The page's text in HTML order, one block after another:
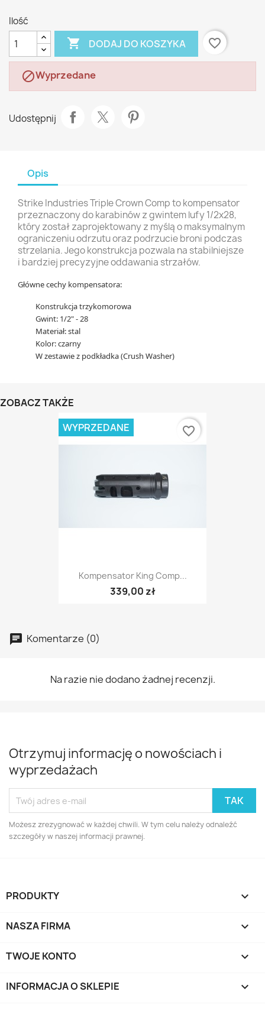
Ilość
 DODAJ DO KOSZYKA favorite_border
Wyprzedane
Udostępnij
Opis
Strike Industries Triple Crown Comp to kompensator
przeznaczony do karabinów z gwintem lufy 1/2x28,
który został zaprojektowany z myślą o maksymalnym
ograniczeniu odrzutu oraz podrzucie broni podczas
strzelania. Jego konstrukcja pozwala na stabilniejsze
i bardziej precyzyjne oddawania strzałów.
​Główne cechy kompensatora:
Konstrukcja trzykomorowa
Gwint: 1/2" - 28
Materiał: stal
Kolor: czarny
W zestawie z podkładka (Crush Washer)
ZOBACZ TAKŻE
Kompensator King Comp...
339,00 zł
WYPRZEDANE favorite_border
Komentarze (0)
Na razie nie dodano żadnej recenzji.
Otrzymuj informację o nowościach i
wyprzedażach
Możesz zrezygnować w każdej chwili. W tym celu należy odnaleźć
szczegóły w naszej informacji prawnej.
PRODUKTY 
NASZA FIRMA 
TWOJE KONTO 
INFORMACJA O SKLEPIE keyboard_arrow_down